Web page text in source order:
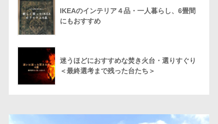
IKEAのインテリア４品・一人暮らし、6畳間
にもおすすめ
迷うほどにおすすめな焚き火台・選りすぐり
＜最終選考まで残った台たち＞